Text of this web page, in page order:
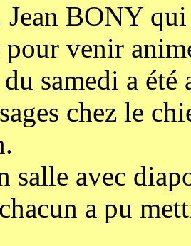
BONY
venir
samedi a
chez le
salle avec
a pu